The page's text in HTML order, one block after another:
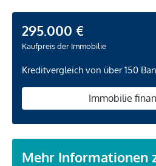
295.000 €
Kaufpreis der Immobilie
Kreditvergleich von über 150
Immobilie
Mehr Informationen